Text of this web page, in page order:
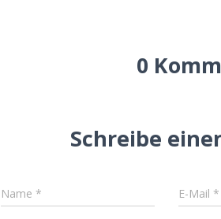
0
Schreibe
Name * E-Mail *